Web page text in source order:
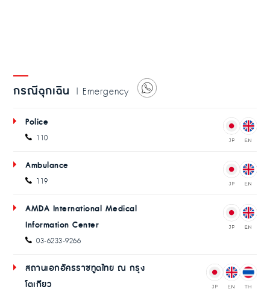
กรณีฉุกเฉิน | Emergency
Police
110
Ambulance
119
AMDA International Medical
Information Center
03-6233-9266
สถานเอกอัครราชทูตไทย ณ กรุง
โตเกียว